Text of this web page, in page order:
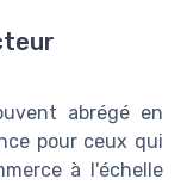
abrégé en
pour ceux qui
à l'échelle